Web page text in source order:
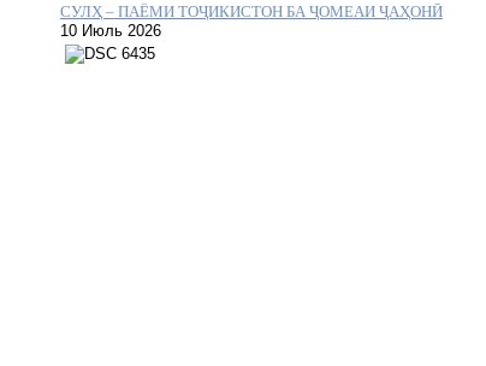
СУЛҲ – ПАЁМИ ТОҶИКИСТОН БА ҶОМЕАИ ҶАҲОНӢ
10 Июль 2026